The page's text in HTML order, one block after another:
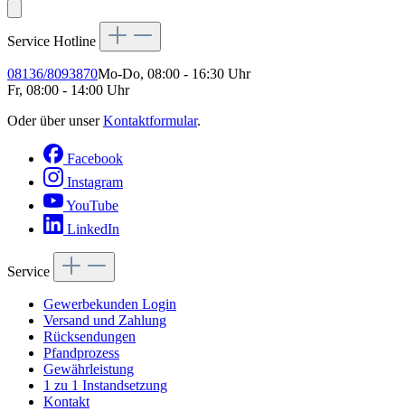
Service Hotline
08136/8093870Mo-Do, 08:00 - 16:30 Uhr
Fr, 08:00 - 14:00 Uhr
Oder über unserKontaktformular.
Facebook
Instagram
YouTube
LinkedIn
Service
Gewerbekunden Login
Versand und Zahlung
Rücksendungen
Pfandprozess
Gewährleistung
1 zu 1 Instandsetzung
Kontakt